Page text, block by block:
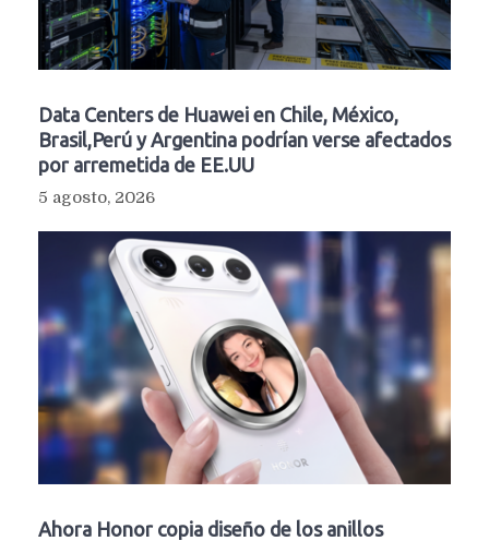
Data Centers de Huawei en Chile, México,
Brasil,Perú y Argentina podrían verse afectados
por arremetida de EE.UU
5 agosto, 2026
Ahora Honor copia diseño de los anillos